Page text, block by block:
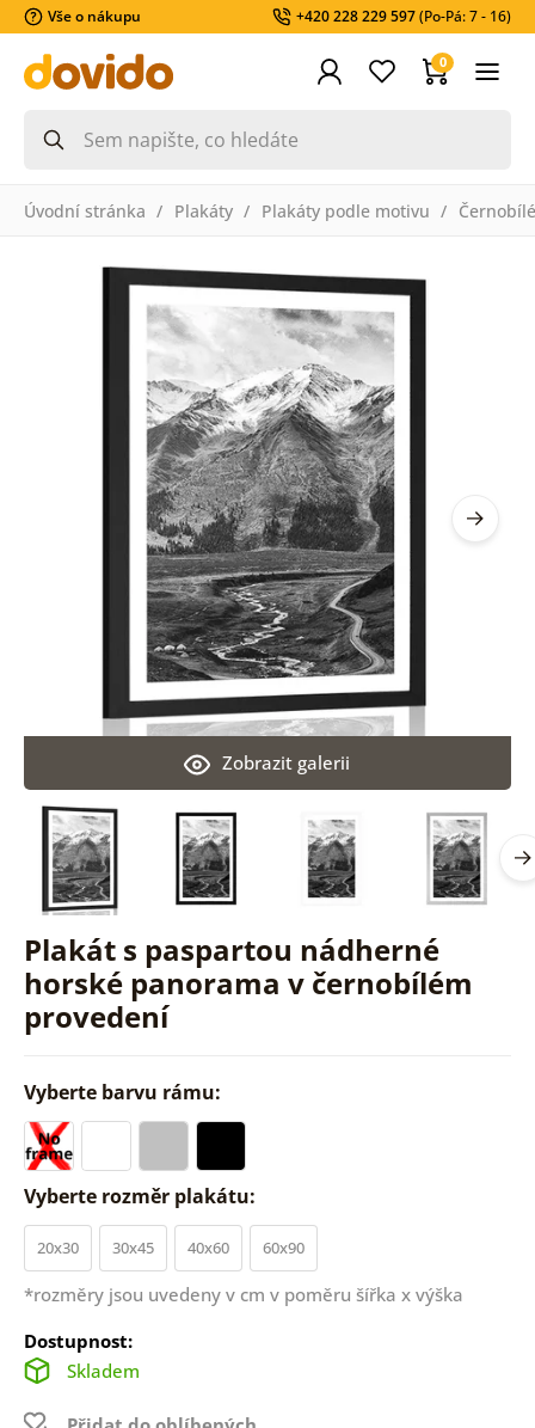
Vše o nákupu +420 228 229 597(Po-Pá: 7 - 16)
0
Úvodní stránka Plakáty Plakáty podle motivu Černobílé
Plakát s paspartou nádherné
horské panorama v černobílém
provedení
Zobrazit galerii
Vyberte barvu rámu:
Vyberte rozměr plakátu:
20x30 30x45 40x60 60x90
*rozměry jsou uvedeny v cm v poměru šířka x výška
Dostupnost:
Skladem